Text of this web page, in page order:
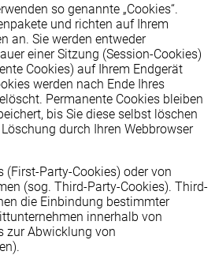
so genannte „Cookies“.
und richten auf Ihrem
an. Sie werden entweder
einer Sitzung (Session-Cookies)
Cookies) auf Ihrem Endgerät
werden nach Ende Ihres
Permanente Cookies bleiben
bis Sie diese selbst löschen
durch Ihren Webbrowser
(First-Party-Cookies) oder von
(sog. Third-Party-Cookies). Third-
die Einbindung bestimmter
innerhalb von
zur Abwicklung von